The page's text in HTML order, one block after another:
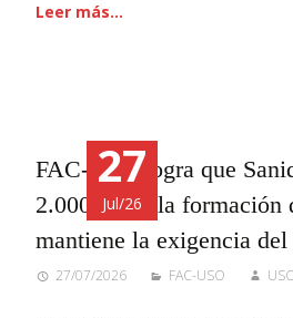
Leer más…
27
Jul/26
FAC-USO logra que
2.000 horas la formación
mantiene la exigencia
27/07/2026 FAC-USO